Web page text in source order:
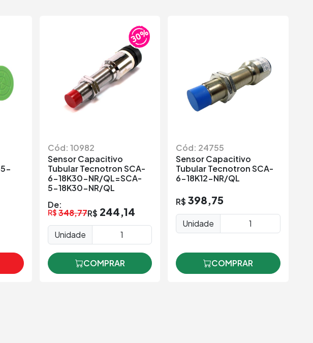
Cód: 10982
Sensor Capacitivo
Tubular Tecnotron SCA-
6-18K30-NR/QL=SCA-
5-18K30-NR/QL
De:
R$ 348,77R$ 244,14
Unidade
COMPRAR
Cód: 24755
Sensor Capacitivo
Tubular Tecnotron SCA-
6-18K12-NR/QL
R$ 398,75
Unidade
COMPRAR